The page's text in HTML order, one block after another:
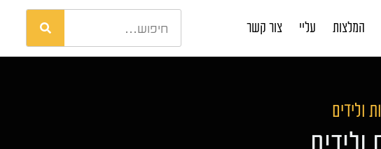
המלצות עליי צור קשר
ולידים